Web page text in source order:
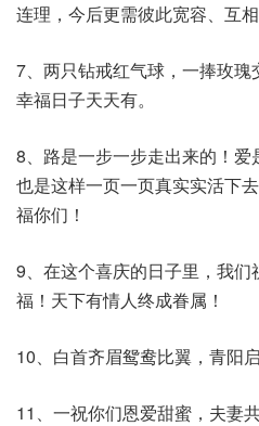
连理，今后更需彼此宽容、互
7、两只钻戒红气球，一捧玫瑰
幸福日子天天有。
8、路是一步一步走出来的！
也是这样一页一页真实实活下
福你们！
9、在这个喜庆的日子里，我
福！天下有情人终成眷属！
10、白首齐眉鸳鸯比翼，青阳
11、一祝你们恩爱甜蜜，夫妻